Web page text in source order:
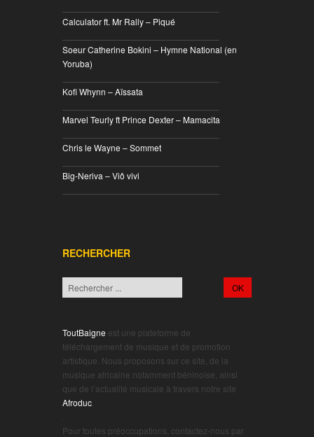
Calculator ft. Mr Rally – Piqué
Soeur Catherine Bokini – Hymne National (en
Yoruba)
Kofi Whynn – Aïssata
Marvel Teurly ft Prince Dexter – Mamacita
Chris le Wayne – Sommet
Big-Neriva – Viô vivi
RECHERCHER
ToutBaigne est une plateforme de
téléchargement de musique et de promotion
artistique. Nous proposons sur ce site, de la
musique africaine notamment béninoise, ainsi
que de l’actualité musicale à travers notre site
Afroduc
Pour toutes préoccupations, contactez-nous par